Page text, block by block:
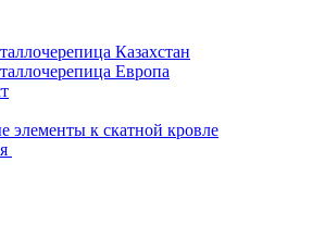
Казахстан
Европа
элементы к скатной кровле